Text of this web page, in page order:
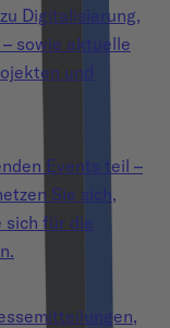
Digitalisierung,
sowie aktuelle
und
Events teil –
Sie sich,
sich für die